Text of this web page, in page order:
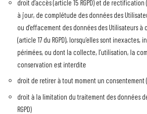
droit d’accès (article 15 RGPD) et de rectification
à jour, de complétude des données des
ou d’effacement des données des Utilisateurs
(article 17 du RGPD), lorsqu’elles sont inexactes,
périmées, ou dont la collecte, l’utilisation, la
conservation est interdite
droit de retirer à tout moment un consentement
droit à la limitation du traitement des données
RGPD)